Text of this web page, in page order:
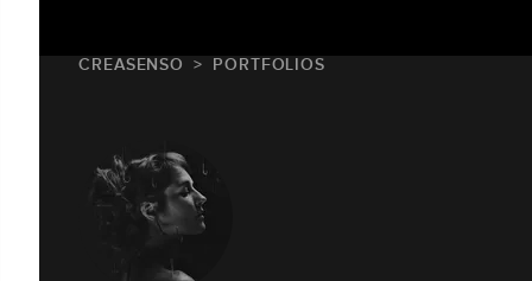
CREASENSO PORTFOLIOS